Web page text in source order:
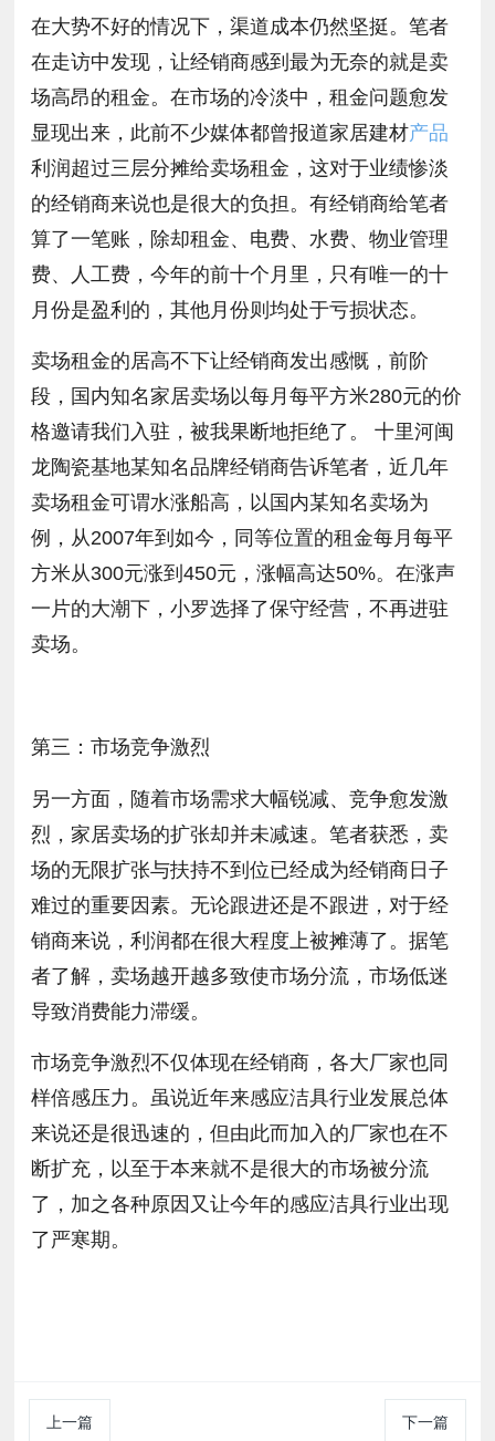
在大势不好的情况下，渠道成本仍然坚挺。笔者
在走访中发现，让经销商感到最为无奈的就是卖
场高昂的租金。在市场的冷淡中，租金问题愈发
显现出来，此前不少媒体都曾报道家居建材产品
利润超过三层分摊给卖场租金，这对于业绩惨淡
的经销商来说也是很大的负担。有经销商给笔者
算了一笔账，除却租金、电费、水费、物业管理
费、人工费，今年的前十个月里，只有唯一的十
月份是盈利的，其他月份则均处于亏损状态。
卖场租金的居高不下让经销商发出感慨，前阶
段，国内知名家居卖场以每月每平方米280元的价
格邀请我们入驻，被我果断地拒绝了。 十里河闽
龙陶瓷基地某知名品牌经销商告诉笔者，近几年
卖场租金可谓水涨船高，以国内某知名卖场为
例，从2007年到如今，同等位置的租金每月每平
方米从300元涨到450元，涨幅高达50%。在涨声
一片的大潮下，小罗选择了保守经营，不再进驻
卖场。
第三：市场竞争激烈
另一方面，随着市场需求大幅锐减、竞争愈发激
烈，家居卖场的扩张却并未减速。笔者获悉，卖
场的无限扩张与扶持不到位已经成为经销商日子
难过的重要因素。无论跟进还是不跟进，对于经
销商来说，利润都在很大程度上被摊薄了。据笔
者了解，卖场越开越多致使市场分流，市场低迷
导致消费能力滞缓。
市场竞争激烈不仅体现在经销商，各大厂家也同
样倍感压力。虽说近年来感应洁具行业发展总体
来说还是很迅速的，但由此而加入的厂家也在不
断扩充，以至于本来就不是很大的市场被分流
了，加之各种原因又让今年的感应洁具行业出现
了严寒期。
上一篇 下一篇